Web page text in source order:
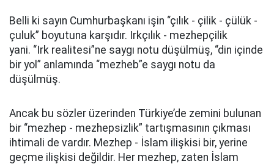
Belli ki sayın Cumhurbaşkanı işin “çılık - çilik - çülük -
çuluk” boyutuna karşıdır. Irkçılık - mezhepçilik
yani. “Irk realitesi”ne saygı notu düşülmüş, “din içinde
bir yol” anlamında “mezheb”e saygı notu da
düşülmüş.
Ancak bu sözler üzerinden Türkiye’de zemini bulunan
bir “mezhep - mezhepsizlik” tartışmasının çıkması
ihtimali de vardır. Mezhep - İslam ilişkisi bir, yerine
geçme ilişkisi değildir. Her mezhep, zaten İslam